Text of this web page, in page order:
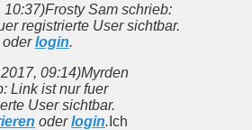
10:37)Frosty Sam schrieb:
registrierte User sichtbar.
oderlogin.
09:14)Myrden
Link ist nur fuer
User sichtbar.
oderlogin. Ich